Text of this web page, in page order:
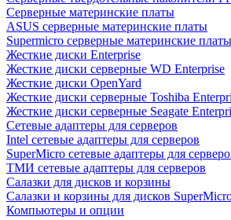
Серверные материнские платы
ASUS серверные материнские платы
Supermicro серверные материнские платы
Жесткие диски Enterprise
Жесткие диски серверные WD Enterprise
Жесткие диски OpenYard
Жесткие диски серверные Toshiba
Жесткие диски серверные Seagate
Сетевые адаптеры для серверов
Intel сетевые адаптеры для серверов
SuperMicro сетевые адаптеры для
ТМИ сетевые адаптеры для серверов
Салазки для дисков и корзины
Салазки и корзины для дисков
Компьютеры и опции